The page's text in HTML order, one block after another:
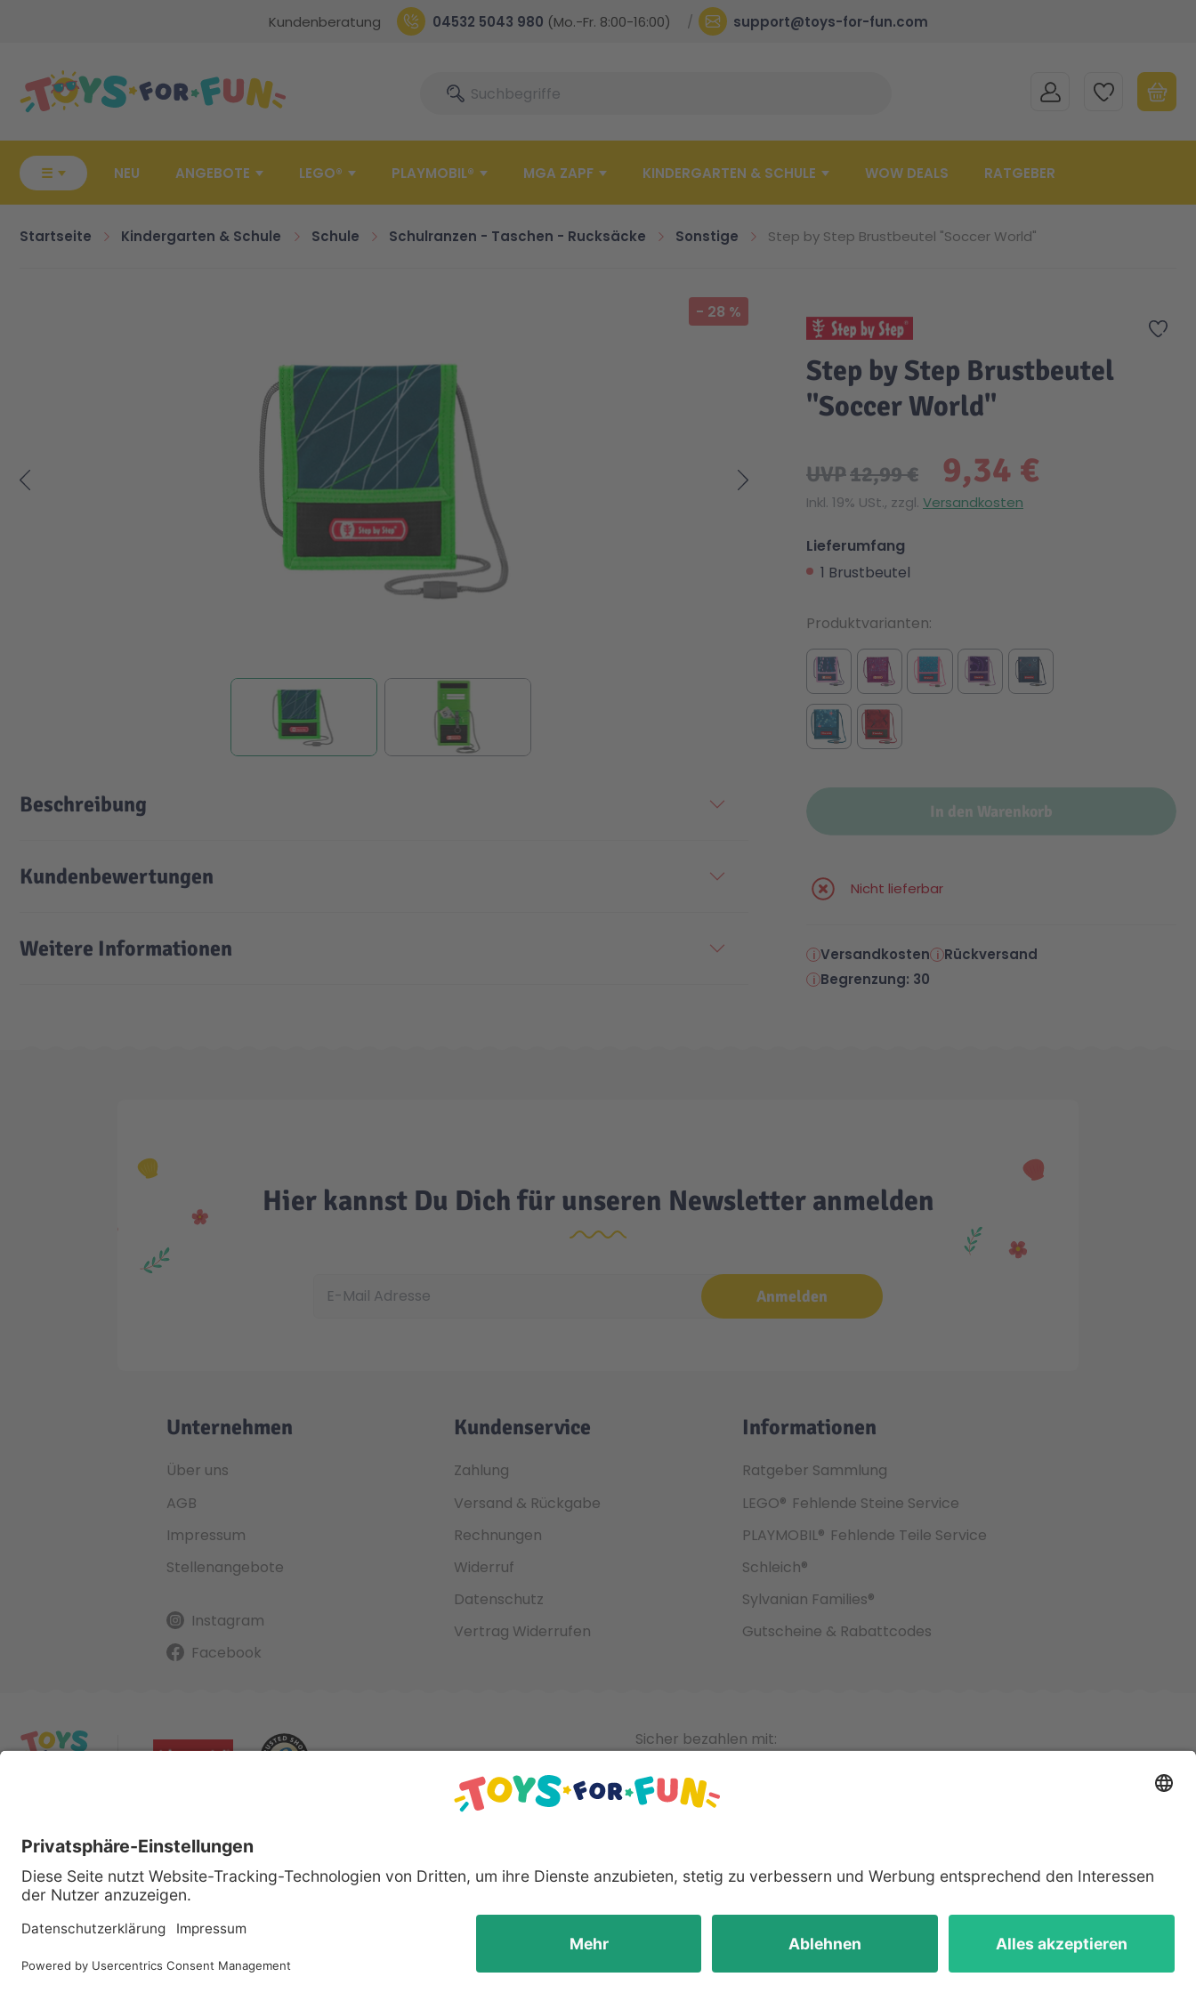
Kundenberatung 04532 5043 980 (Mo.-Fr. 8:00-16:00) support@toys-for-fun.com
SucheSuche MEIN KONTOMEINE WUNSCHLISTE
☰ NEU ANGEBOTE LEGO® PLAYMOBIL® MGA ZAPF KINDERGARTEN & SCHULE WOW DEALS RATGEBER
Startseite Kindergarten & Schule Schule Schulranzen - Taschen - Rucksäcke Sonstige Step by Step Brustbeutel "Soccer World"
- 28 %
Zur
Step by Step Brustbeutel
"Soccer World"
9,34 €
UVP12,99 €
Inkl. 19% USt., zzgl. Versandkosten
Lieferumfang
1 Brustbeutel
In den Warenkorb
Nicht lieferbar
Produktvarianten
Versandkosten
Rückversand
Begrenzung: 30
Beschreibung
Kundenbewertungen
Weitere Informationen
Hier kannst Du Dich für unseren Newsletter anmelden
Anmelden
Unternehmen
Über uns
AGB
Impressum
Stellenangebote
Instagram
Facebook
Kundenservice
Zahlung
Versand & Rückgabe
Rechnungen
Widerruf
Datenschutz
Vertrag Widerrufen
Informationen
Ratgeber Sammlung
LEGO® Fehlende Steine Service
PLAYMOBIL® Fehlende Teile Service
Schleich®
Sylvanian Families®
Gutscheine & Rabattcodes
Sicher bezahlen mit:
Alle genannten Produkte und Logos sind eingetragene Warenzeichen der jeweiligen
Hersteller.
Copyright © 2008 - 2026 Toys for Fun GmbH - Alle Rechte vorbehalten